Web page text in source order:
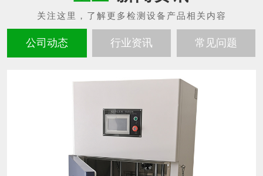
公司动态 行业资讯 常见问题